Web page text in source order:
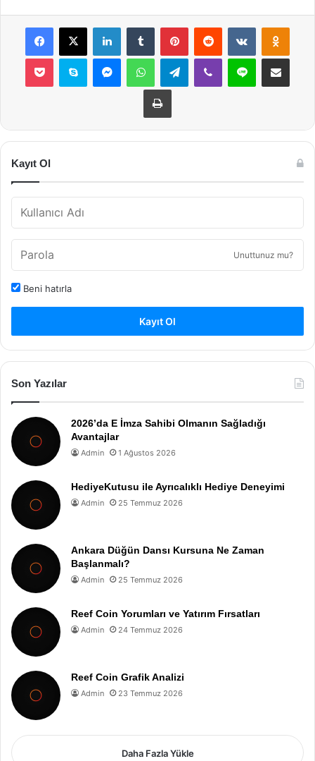
Facebook
X LinkedInTumblr PinterestReddit VKontakte
Pocket Skype MessengerWhatsAppTelegramViber Line E-Posta ile
Yazdır
Kayıt Ol
Unuttunuz mu?
Beni hatırla
Kayıt Ol
Son Yazılar
2026’da E İmza Sahibi Olmanın Sağladığı
Avantajlar
Admin 1 Ağustos 2026
HediyeKutusu ile Ayrıcalıklı Hediye Deneyimi
Admin 25 Temmuz 2026
Ankara Düğün Dansı Kursuna Ne Zaman
Başlanmalı?
Admin 25 Temmuz 2026
Reef Coin Yorumları ve Yatırım Fırsatları
Admin 24 Temmuz 2026
Reef Coin Grafik Analizi
Admin 23 Temmuz 2026
Daha Fazla Yükle